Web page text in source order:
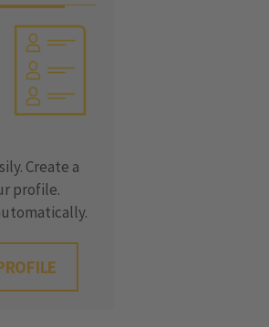
Create a
profile.